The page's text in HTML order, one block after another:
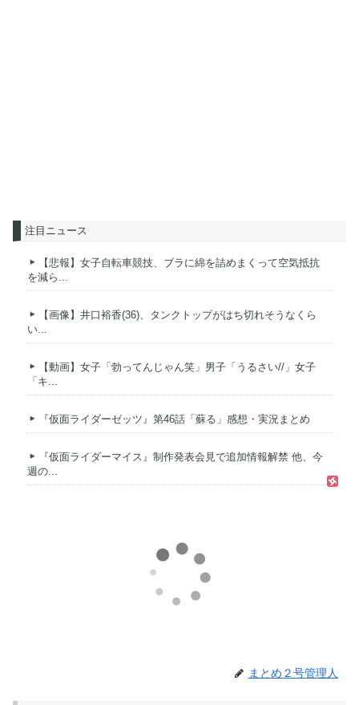
注目ニュース
【悲報】女子自転車競技、ブラに綿を詰めまくって空気抵抗
を減ら...
【画像】井口裕香(36)、タンクトップがはち切れそうなくら
い...
【動画】女子「勃ってんじゃん笑」男子「うるさい//」女子
「キ...
『仮面ライダーゼッツ』第46話「蘇る」感想・実況まとめ
『仮面ライダーマイス』制作発表会見で追加情報解禁 他、今
週の...
まとめ２号管理人